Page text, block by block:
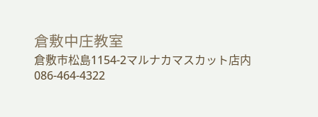
倉敷中庄教室
倉敷市松島1154-2マルナカマスカット店内
086-464-4322